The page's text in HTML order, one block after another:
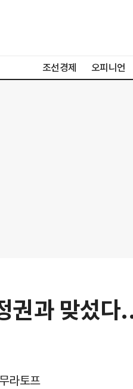
조선경제 오피니언
권과 맞섰
라토프